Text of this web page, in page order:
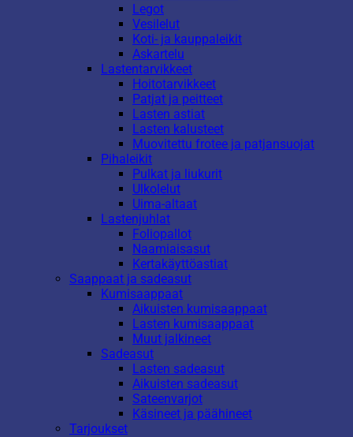
Legot
Vesilelut
Koti- ja kauppaleikit
Askartelu
Lastentarvikkeet
Hoitotarvikkeet
Patjat ja peitteet
Lasten astiat
Lasten kalusteet
Muovitettu frotee ja patjansuojat
Pihaleikit
Pulkat ja liukurit
Ulkolelut
Uima-altaat
Lastenjuhlat
Foliopallot
Naamiaisasut
Kertakäyttöastiat
Saappaat ja sadeasut
Kumisaappaat
Aikuisten kumisaappaat
Lasten kumisaappaat
Muut jalkineet
Sadeasut
Lasten sadeasut
Aikuisten sadeasut
Sateenvarjot
Käsineet ja päähineet
Tarjoukset